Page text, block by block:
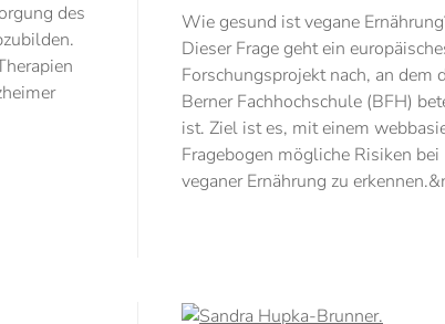
des
Wie gesund ist vegane
Dieser Frage geht ein
Forschungsprojekt nach, an dem
Berner Fachhochschule (BFH)
ist. Ziel ist es, mit einem
Fragebogen mögliche Risiken bei
veganer Ernährung zu